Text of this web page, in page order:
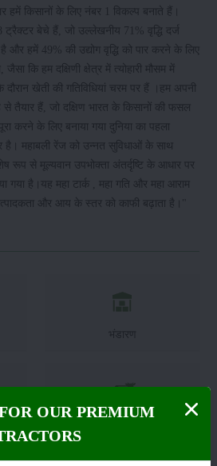
हमें किसानों के लिए नंबर 1 विकल्प बनाते हैं।
बेचे हैं, जो उल्लेखनीय 71% वृद्धि दर्ज
हमें 49% की उद्योग वृद्धि को पार करने के लिए
कि हम दक्षिणी क्षेत्र में त्योहारी मौसम में
खेती की गतिविधियां चरम पर हैं ।हम अपनी
तैयार हैं, जो दक्षिण भारत के किसानों की फसल
करने के लिए बनाया गया दुनिया का पहला
है। महाबली रेंज को उन्नत सुविधाओं के साथ
रूप से मूल्यवान उपभोक्ता अंतर्दृष्टि के आधार पर
गया है।यह महा टार्क , महा गति और महा आराम
उत्पादकता और आय के स्तर को काफी बढ़ाता है।"
भंडारण
OUR PREMIUM